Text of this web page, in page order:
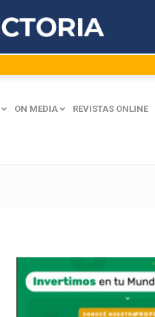
ON MEDIA REVISTAS ONLINE